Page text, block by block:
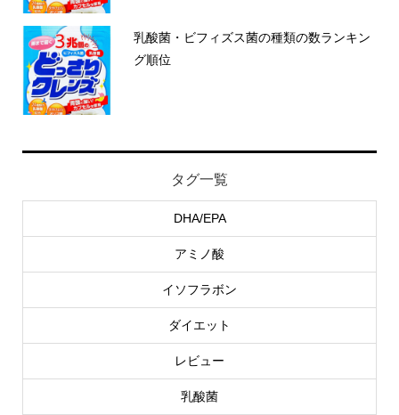
乳酸菌・ビフィズス菌の種類の数ランキン
グ順位
タグ一覧
DHA/EPA
アミノ酸
イソフラボン
ダイエット
レビュー
乳酸菌